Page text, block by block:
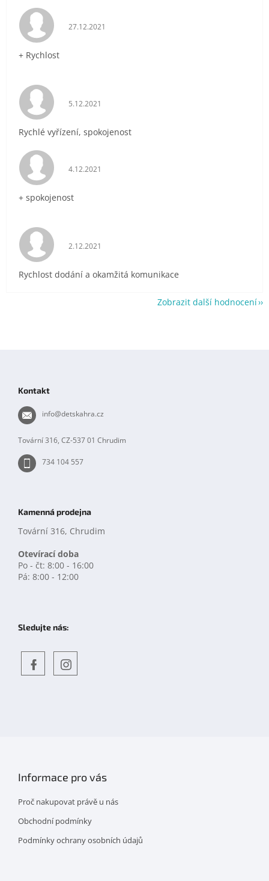
Hodnocení obchodu je 5 z 5 hvězdiček.
27.12.2021
+ Rychlost
Hodnocení obchodu je 5 z 5 hvězdiček.
5.12.2021
Rychlé vyřízení, spokojenost
Hodnocení obchodu je 5 z 5 hvězdiček.
4.12.2021
+ spokojenost
Hodnocení obchodu je 5 z 5 hvězdiček.
2.12.2021
Rychlost dodání a okamžitá komunikace
Zobrazit další hodnocení
Kontakt
info@detskahra.cz
Tovární 316, CZ-537 01 Chrudim
734 104 557
Kamenná prodejna
Tovární 316, Chrudim
Otevírací doba
Po - čt: 8:00 - 16:00
Pá: 8:00 - 12:00
Sledujte nás:
Informace pro vás
Proč nakupovat právě u nás
Obchodní podmínky
Podmínky ochrany osobních údajů